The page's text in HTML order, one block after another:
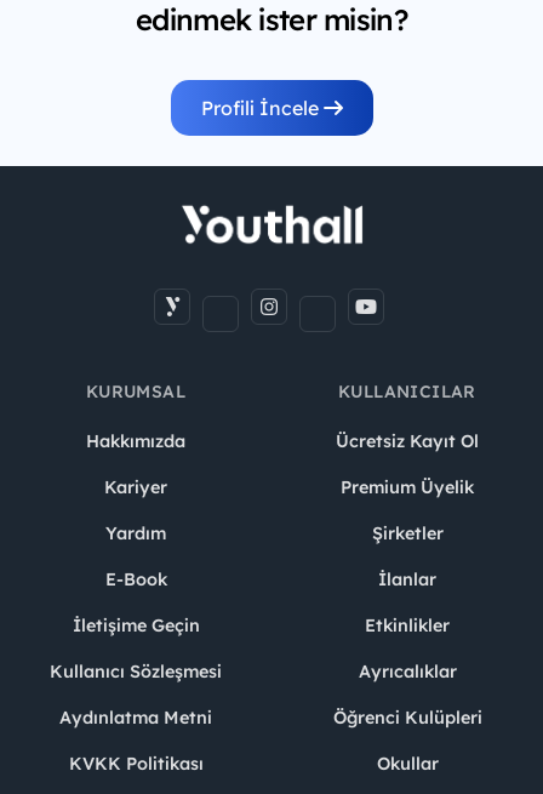
edinmek ister misin?
Profili İncele
KURUMSAL
Hakkımızda
Kariyer
Yardım
E-Book
İletişime Geçin
Kullanıcı Sözleşmesi
Aydınlatma Metni
KVKK Politikası
KULLANICILAR
Ücretsiz Kayıt Ol
Premium Üyelik
Şirketler
İlanlar
Etkinlikler
Ayrıcalıklar
Öğrenci Kulüpleri
Okullar